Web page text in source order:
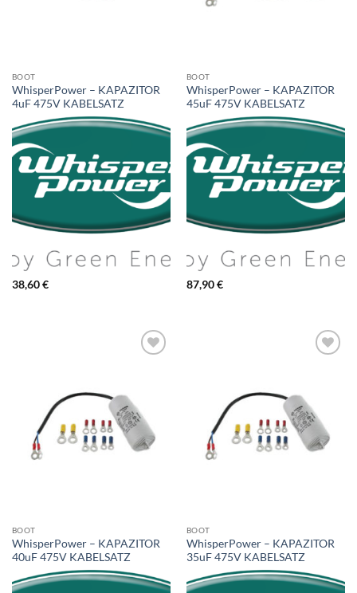
BOOT
WhisperPower – KAPAZITOR
4uF 475V KABELSATZ
38,60€
BOOT
WhisperPower – KAPAZITOR
45uF 475V KABELSATZ
87,90€
BOOT
WhisperPower – KAPAZITOR
40uF 475V KABELSATZ
BOOT
WhisperPower – KAPAZITOR
35uF 475V KABELSATZ